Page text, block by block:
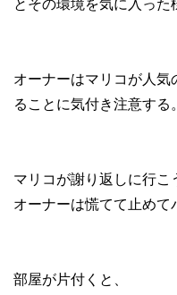
とその環境を気に入った
オーナーはマリコが人気
ることに気付き注意する。
マリコが謝り返しに行こ
オーナーは慌てて止めて
部屋が片付くと、